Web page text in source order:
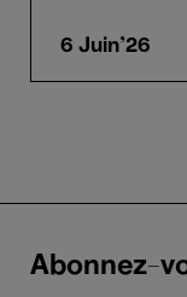
6 Juin'26
Abonnez-